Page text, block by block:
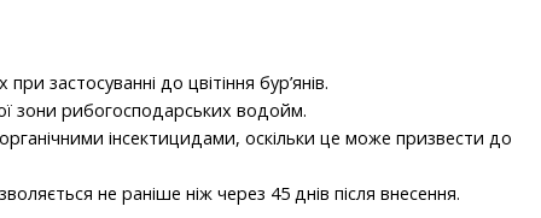
застосуванні до цвітіння бур’янів.
зони рибогосподарських водойм.
інсектицидами, оскільки це може призвести до
не раніше ніж через 45 днів після внесення.